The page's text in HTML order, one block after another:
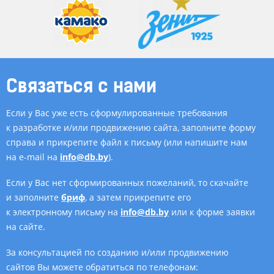
Связаться с нами
Если у Вас уже есть сформулированные требования
к разработке и/или продвижению сайта, заполните форму
справа и прикрепите файл к письму (или напишите нам
на e-mail на info@db.by).
Если у Вас нет сформированных пожеланий, то скачайте
и заполните бриф, а затем прикрепите его
к электронному письму на info@db.by или к форме заявки
на сайте.
За консультацией по созданию и/или продвижению
сайтов Вы можете обратиться по телефонам: